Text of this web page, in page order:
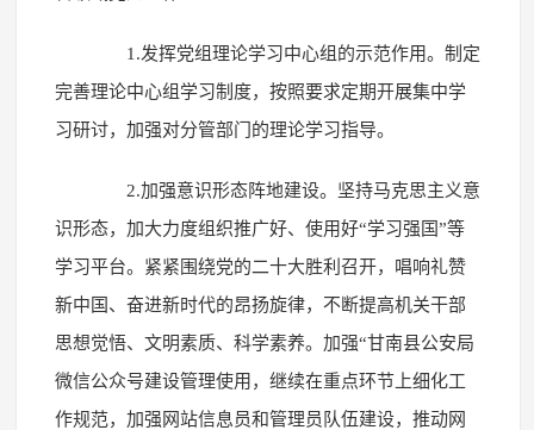
1.发挥党组理论学习中心组的示范作用。制定
完善理论中心组学习制度，按照要求定期开展集中学
习研讨，加强对分管部门的理论学习指导。
2.加强意识形态阵地建设。坚持马克思主义意
识形态，加大力度组织推广好、使用好“学习强国”等
学习平台。紧紧围绕党的二十大胜利召开，唱响礼赞
新中国、奋进新时代的昂扬旋律，不断提高机关干部
思想觉悟、文明素质、科学素养。加强“甘南县公安局
微信公众号建设管理使用，继续在重点环节上细化工
作规范，加强网站信息员和管理员队伍建设，推动网